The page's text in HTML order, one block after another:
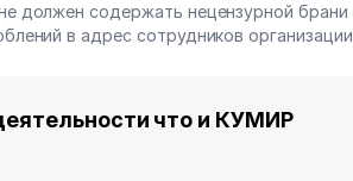
должен содержать нецензурной брани
в адрес сотрудников организации
что и КУМИР